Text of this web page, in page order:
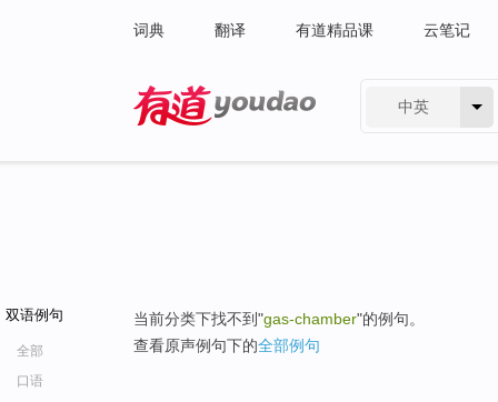
词典 翻译 有道精品课 云笔记
中英
双语例句
全部
口语
当前分类下找不到"gas-chamber"的例句。
查看原声例句下的全部例句